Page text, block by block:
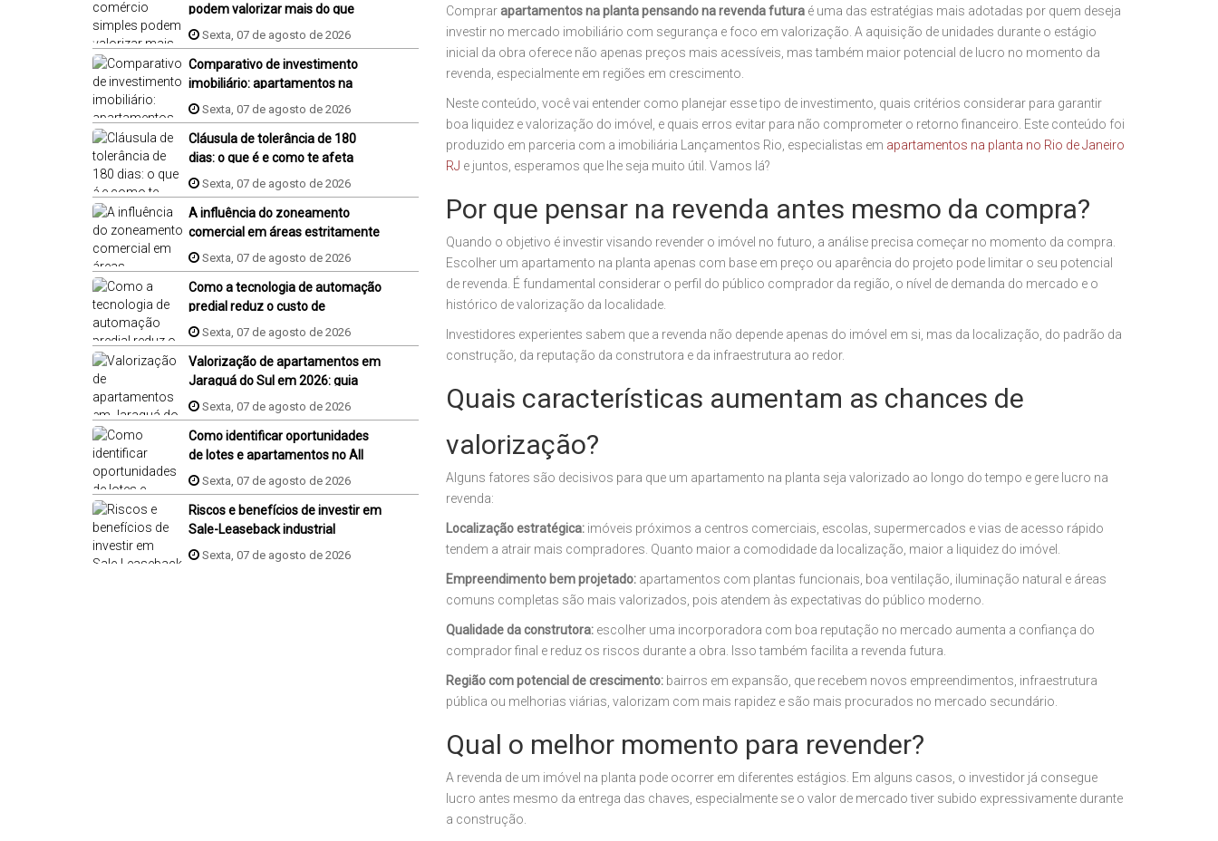
podem valorizar mais do que
bairros famosos
Sexta, 07 de agosto de 2026
Comparativo de investimento
imobiliário: apartamentos na
plana em Jaraguá do Sul,
Florianópolis e Piçarras
Sexta, 07 de agosto de 2026
Cláusula de tolerância de 180
dias: o que é e como te afeta
compra de um imóvel na planta?
Sexta, 07 de agosto de 2026
A influência do zoneamento
comercial em áreas estritamente
residenciais
Sexta, 07 de agosto de 2026
Como a tecnologia de automação
predial reduz o custo de
condomínio?
Sexta, 07 de agosto de 2026
Valorização de apartamentos em
Jaraguá do Sul em 2026: guia
completo
Sexta, 07 de agosto de 2026
Como identificar oportunidades
de lotes e apartamentos no All
Resort em Porto Belo?
Sexta, 07 de agosto de 2026
Riscos e benefícios de investir em
Sale-Leaseback industrial
Sexta, 07 de agosto de 2026
Comprarapartamentos na planta pensando na revenda futura é uma das estratégias mais adotadas por quem deseja
investir no mercado imobiliário com segurança e foco em valorização. A aquisição de unidades durante o estágio
inicial da obra oferece não apenas preços mais acessíveis, mas também maior potencial de lucro no momento da
revenda, especialmente em regiões em crescimento.
Neste conteúdo, você vai entender como planejar esse tipo de investimento, quais critérios considerar para garantir
boa liquidez e valorização do imóvel, e quais erros evitar para não comprometer o retorno financeiro. Este conteúdo foi
produzido em parceria com a imobiliária Lançamentos Rio, especialistas em apartamentos na planta no Rio de Janeiro
RJ e juntos, esperamos que lhe seja muito útil. Vamos lá?
Por que pensar na revenda antes mesmo da compra?
Quando o objetivo é investir visando revender o imóvel no futuro, a análise precisa começar no momento da compra.
Escolher um apartamento na planta apenas com base em preço ou aparência do projeto pode limitar o seu potencial
de revenda. É fundamental considerar o perfil do público comprador da região, o nível de demanda do mercado e o
histórico de valorização da localidade.
Investidores experientes sabem que a revenda não depende apenas do imóvel em si, mas da localização, do padrão da
construção, da reputação da construtora e da infraestrutura ao redor.
Quais características aumentam as chances de
valorização?
Alguns fatores são decisivos para que um apartamento na planta seja valorizado ao longo do tempo e gere lucro na
revenda:
Localização estratégica: imóveis próximos a centros comerciais, escolas, supermercados e vias de acesso rápido
tendem a atrair mais compradores. Quanto maior a comodidade da localização, maior a liquidez do imóvel.
Empreendimento bem projetado: apartamentos com plantas funcionais, boa ventilação, iluminação natural e áreas
comuns completas são mais valorizados, pois atendem às expectativas do público moderno.
Qualidade da construtora: escolher uma incorporadora com boa reputação no mercado aumenta a confiança do
comprador final e reduz os riscos durante a obra. Isso também facilita a revenda futura.
Região com potencial de crescimento: bairros em expansão, que recebem novos empreendimentos, infraestrutura
pública ou melhorias viárias, valorizam com mais rapidez e são mais procurados no mercado secundário.
Qual o melhor momento para revender?
A revenda de um imóvel na planta pode ocorrer em diferentes estágios. Em alguns casos, o investidor já consegue
lucro antes mesmo da entrega das chaves, especialmente se o valor de mercado tiver subido expressivamente durante
a construção.